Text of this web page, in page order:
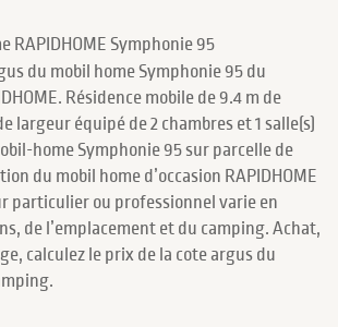
RAPIDHOME Symphonie 95
du mobil home Symphonie 95 du
Résidence mobile de 9.4 m de
largeur équipé de 2 chambres et 1 salle(s)
home Symphonie 95 sur parcelle de
du mobil home d’occasion RAPIDHOME
particulier ou professionnel varie en
de l’emplacement et du camping. Achat,
calculez le prix de la cote argus du